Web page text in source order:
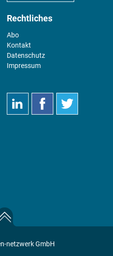
Rechtliches
Abo
Kontakt
Datenschutz
Impressum
netzwerk GmbH